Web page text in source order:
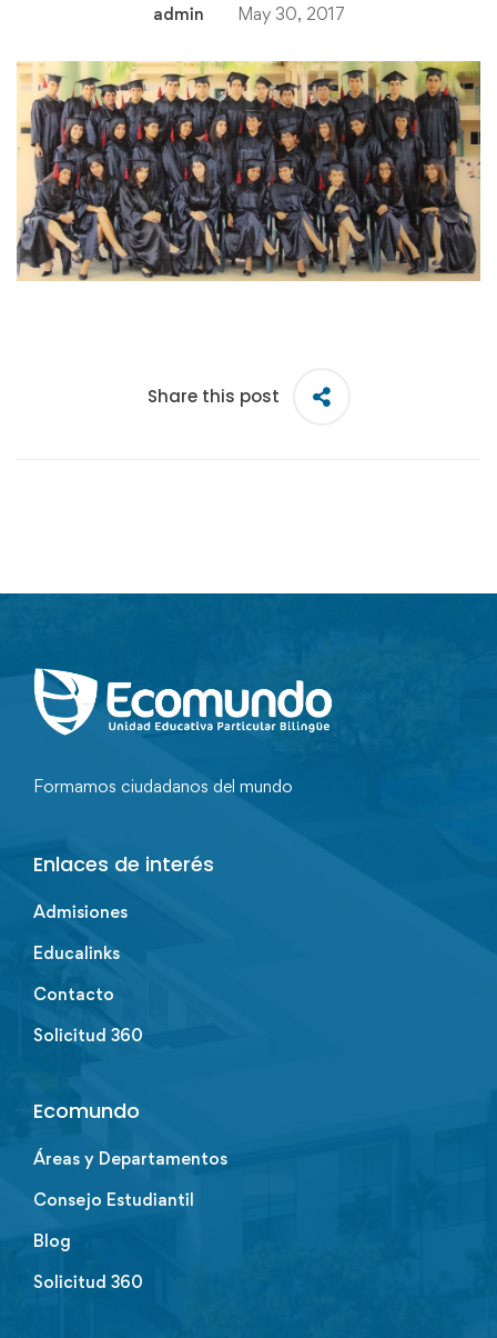
admin May 30, 2017
Share this post
Formamos ciudadanos del mundo
Enlaces de interés
Admisiones
Educalinks
Contacto
Solicitud 360
Ecomundo
Áreas y Departamentos
Consejo Estudiantil
Blog
Solicitud 360